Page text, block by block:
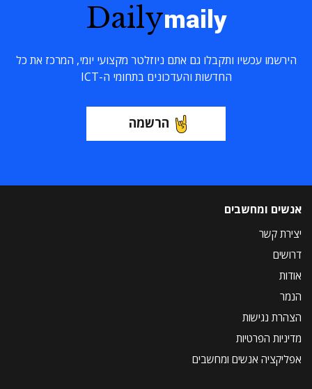
Dailymaily
הירשמו עכשיו ותקבלו גם אתם ניוזלטר מקצועי יומי, המרכז את כל
החדשות והעדכונים בתחומי ה-ICT
הרשמה
אנשים ומחשבים
יצירת קשר
דרושים
אודות
הנמר
הצהרת נגישות
מדיניות הפרטיות
אפליקציה אנשים ומחשבים